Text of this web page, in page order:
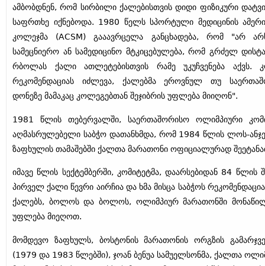
ამბობდნენ, რომ სირბილი ქალებისთვის დიდი ფიზიკური
საფრთხე იქნებოდა. 1980 წელს სპორტული მედიცინის
კოლეჯმა (ACSM) გააავრცელა განცხადება, რომ "არ
სამეცნიერო ან სამედიცინო მტკიცებულება, რომ გრძელ
რბოლას ქალი ათლეტებისთვის რამე უკუჩვენება აქვს.
რეკომენდაციას იძლევა, ქალებმა ეროვნულ თუ
დონეზე მამაკაც კოლეგებთან შეჯიბრის უფლება მიიღონ".
1981 წლის თებერვალში, საერთაშორისო ოლიმპიური
აღმასრულებელი საბჭო დათანხმდა, რომ 1984 წლის ლოს-
ზაფხულის თამაშებში ქალთა მარათონი ოფიციალურად
იმავე წლის სექტემბერში, კომიტეტმა, დაარსებიდან 84 წლის
პირველ ქალი წევრი აირჩია და ხმა მისცა საბჭოს
ქალებს, ბოლოს და ბოლოს, ოლიმპიურ მარათონში
უფლება მიეღოთ.
მომდევო ზაფხულს, ბოსტონის მარათონის ორგზის
(1979 და 1983 წლებში), ჯოან ბენუა სამუელსონმა, ქალთა